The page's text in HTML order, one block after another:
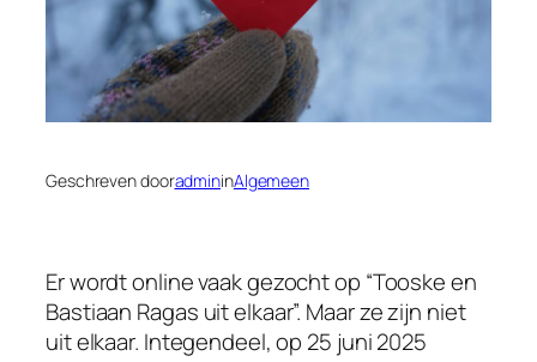
Geschreven dooradmininAlgemeen
Er wordt online vaak gezocht op “Tooske en
Bastiaan Ragas uit elkaar”. Maar ze zijn niet
uit elkaar. Integendeel, op 25 juni 2025